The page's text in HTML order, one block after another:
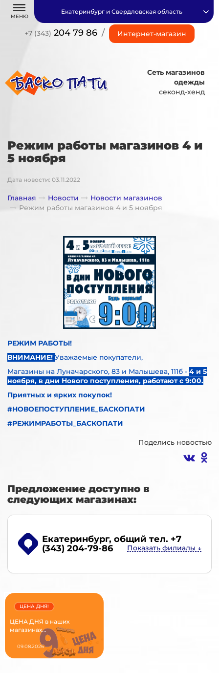
МЕНЮ
+7 (343) 204 79 86 / Интернет-магазин
Екатеринбург и Свердловская область
Сеть магазинов
одежды
секонд-хенд
Режим работы магазинов 4 и
5 ноября
Дата новости: 03.11.2022
Главная Новости
Новости магазинов
Режим работы магазинов 4 и 5 ноября
РЕЖИМ РАБОТЫ!
ВНИМАНИЕ! Уважаемые покупатели,
Магазины на Луначарского, 83 и Малышева, 111б - 4 и 5
ноября, в дни Нового поступления, работают с 9:00.
Приятных и ярких покупок!
#НОВОЕПОСТУПЛЕНИЕ_БАСКОПАТИ
#РЕЖИМРАБОТЫ_БАСКОПАТИ
Поделись новостью
Предложение доступно в
следующих магазинах:
Екатеринбург, общий тел. +7
(343) 204-79-86
ЦЕНА ДНЯ в наших
магазинах...
ЦЕНА ДНЯ!
09.08.2026